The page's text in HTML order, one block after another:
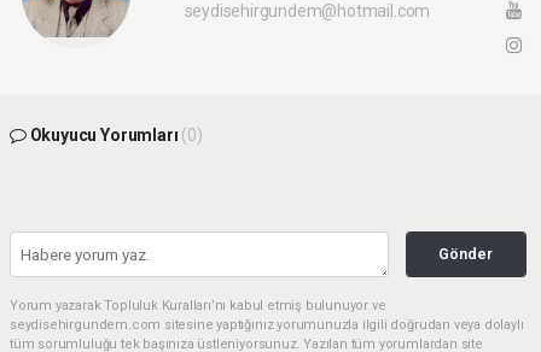
seydisehirgundem@hotmail.com
Okuyucu Yorumları (0)
Gönder
Yorum yazarak Topluluk Kuralları’nı kabul etmiş bulunuyor ve
seydisehirgundem.com sitesine yaptığınız yorumunuzla ilgili doğrudan veya dolaylı
tüm sorumluluğu tek başınıza üstleniyorsunuz. Yazılan tüm yorumlardan site